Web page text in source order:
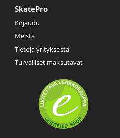
SkatePro
Kirjaudu
Meistä
Tietoja yrityksestä
Turvalliset maksutavat